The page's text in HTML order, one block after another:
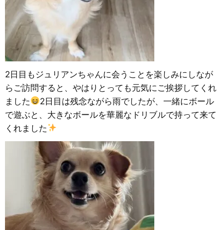
2日目もジュリアンちゃんに会うことを楽しみにしなが
らご訪問すると、やはりとっても元気にご挨拶してくれ
ました
2日目は残念ながら雨でしたが、一緒にボール
で遊ぶと、大きなボールを華麗なドリブルで持って来て
くれました